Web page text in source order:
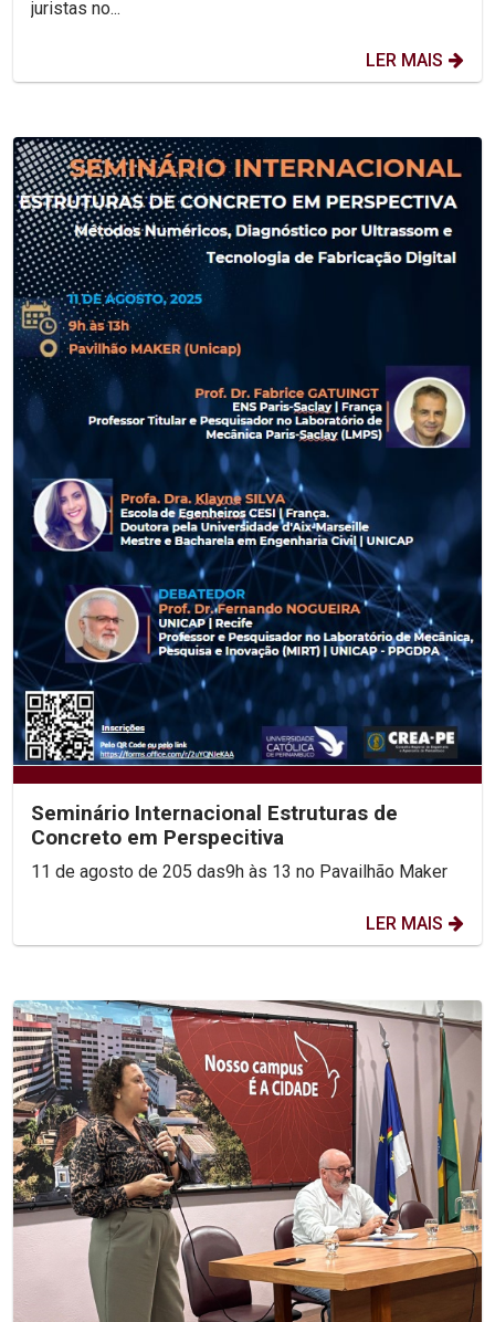
juristas no...
LER MAIS
Seminário Internacional Estruturas de
Concreto em Perspecitiva
11 de agosto de 205 das9h às 13 no Pavailhão Maker
LER MAIS